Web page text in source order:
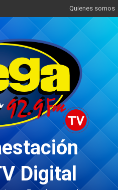
Quienes somos
Digital